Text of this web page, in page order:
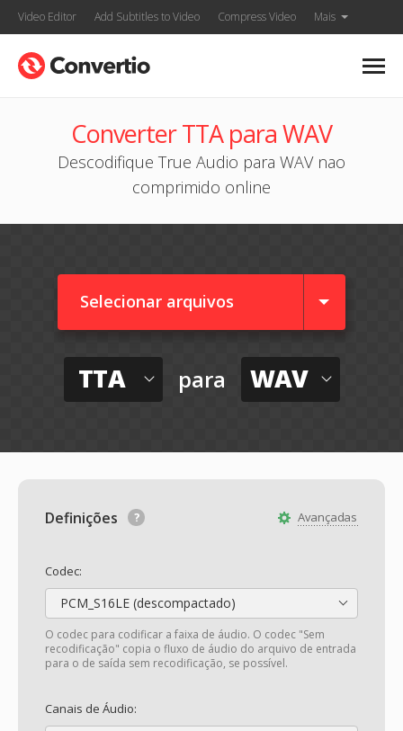
Video Editor Add Subtitles to Video Compress Video Mais
Converter TTA para WAV
Descodifique True Audio para WAV nao
comprimido online
Selecionar arquivos
TTA para WAV
Avançadas
Definições
Codec:
PCM_S16LE (descompactado)
O codec para codificar a faixa de áudio. O codec "Sem
recodificação" copia o fluxo de áudio do arquivo de entrada
para o de saída sem recodificação, se possível.
Canais de Áudio: